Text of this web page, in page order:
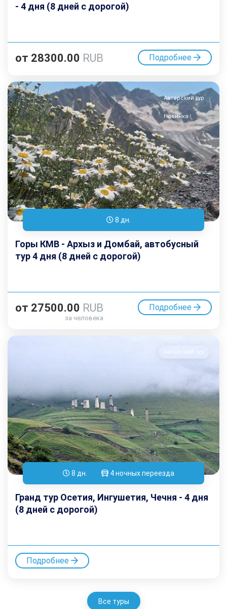
- 4 дня (8 дней с дорогой)
от 28300.00 RUB Подробнее
Авторский тур
Новинка
8 дн.
Горы КМВ - Архыз и Домбай, автобусный
тур 4 дня (8 дней с дорогой)
от 27500.00 RUB
за человека
Подробнее
Авторский тур
8 дн. 4 ночных переезда
Гранд тур Осетия, Ингушетия, Чечня - 4 дня
(8 дней с дорогой)
Подробнее
Все туры